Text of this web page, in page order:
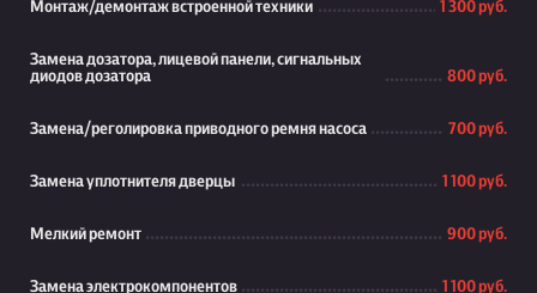
Монтаж/демонтаж встроенной техники 1 300 руб.
Замена дозатора, лицевой панели, сигнальных
диодов дозатора
800 руб.
Замена/реголировка приводного ремня насоса 700 руб.
Замена уплотнителя дверцы 1 100 руб.
Мелкий ремонт 900 руб.
Замена электрокомпонентов 1 100 руб.